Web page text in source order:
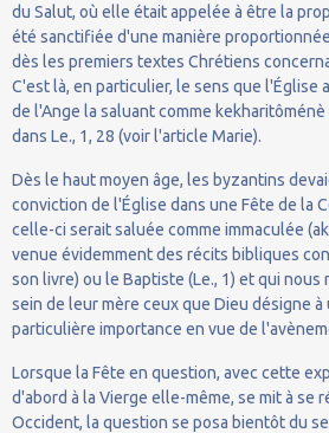
du Salut, où elle était appelée à être la
été sanctifiée d'une manière
dès les premiers textes Chrétiens
C'est là, en particulier, le sens que l'Église
de l'Ange la saluant comme
dans Le., 1, 28 (voir l'article Marie).
Dès le haut moyen âge, les byzantins
conviction de l'Église dans une Fête de la
celle-ci serait saluée comme immaculée
venue évidemment des récits bibliques
son livre) ou le Baptiste (Le., 1) et qui
sein de leur mère ceux que Dieu désigne à
particulière importance en vue de
Lorsque la Fête en question, avec cette
d'abord à la Vierge elle-même, se mit à se
Occident, la question se posa bientôt du